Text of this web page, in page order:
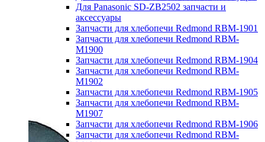
Для Panasonic SD-ZB2502 запчасти и
аксессуары
Запчасти для хлебопечи Redmond RBM-1901
Запчасти для хлебопечи Redmond RBM-
M1900
Запчасти для хлебопечи Redmond RBM-1904
Запчасти для хлебопечи Redmond RBM-
M1902
Запчасти для хлебопечи Redmond RBM-1905
Запчасти для хлебопечи Redmond RBM-
M1907
Запчасти для хлебопечи Redmond RBM-1906
Запчасти для хлебопечи Redmond RBM-